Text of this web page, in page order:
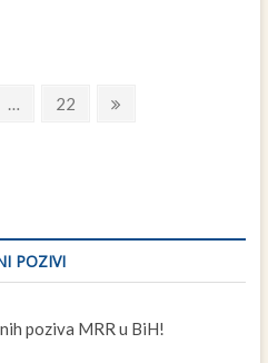
… Page
22
Next
POZIVI
poziva MRR u BiH!